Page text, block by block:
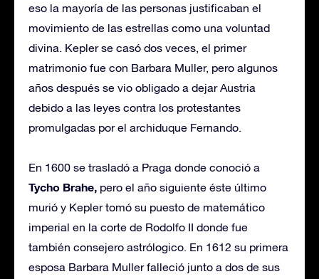
eso la mayoría de las personas justificaban el
movimiento de las estrellas como una voluntad
divina. Kepler se casó dos veces, el primer
matrimonio fue con Barbara Muller, pero algunos
años después se vio obligado a dejar Austria
debido a las leyes contra los protestantes
promulgadas por el archiduque Fernando.
En 1600 se trasladó a Praga donde conoció a
Tycho Brahe, pero el año siguiente éste último
murió y Kepler tomó su puesto de matemático
imperial en la corte de Rodolfo II donde fue
también consejero astrólogico. En 1612 su primera
esposa Barbara Muller falleció junto a dos de sus